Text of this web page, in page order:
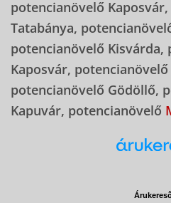
potencianövelő Kaposvár,
Tatabánya,
potencianövelő Kisvárda,
Kaposvár,
potencianövelő Gödöllő,
Kapuvár, potencianövelő